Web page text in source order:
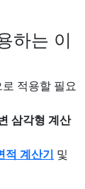
하는 이
적용할 필요
삼각형 계산
적 계산기 및